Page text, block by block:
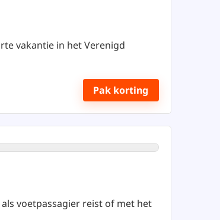
vakantie in het Verenigd
Pak korting
voetpassagier reist of met het